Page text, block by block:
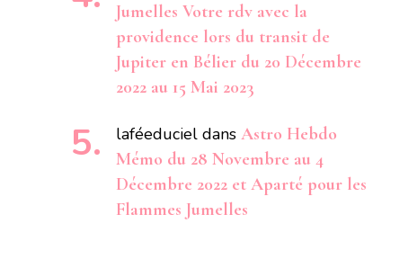
Jumelles Votre rdv avec la
providence lors du transit de
Jupiter en Bélier du 20 Décembre
2022 au 15 Mai 2023
laféeduciel dans Astro Hebdo
Mémo du 28 Novembre au 4
Décembre 2022 et Aparté pour les
Flammes Jumelles